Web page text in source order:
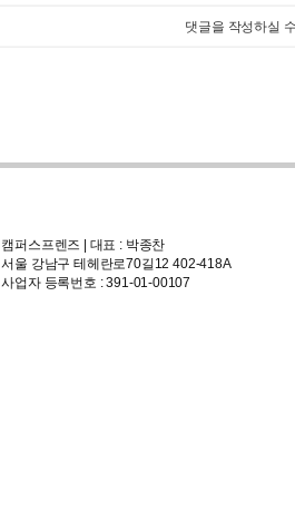
댓글을 작성하실
캠퍼스프렌즈 | 대표 : 박종찬
서울 강남구 테헤란로70길12 402-418A
사업자 등록번호 : 391-01-00107